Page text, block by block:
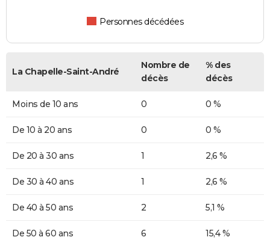
Personnes décédées
La Chapelle-Saint-André
Nombre de
décès
% des
décès
Moins de 10 ans 0 0 %
De 10 à 20 ans 0 0 %
De 20 à 30 ans 1 2,6 %
De 30 à 40 ans 1 2,6 %
De 40 à 50 ans 2 5,1 %
De 50 à 60 ans 6 15,4 %